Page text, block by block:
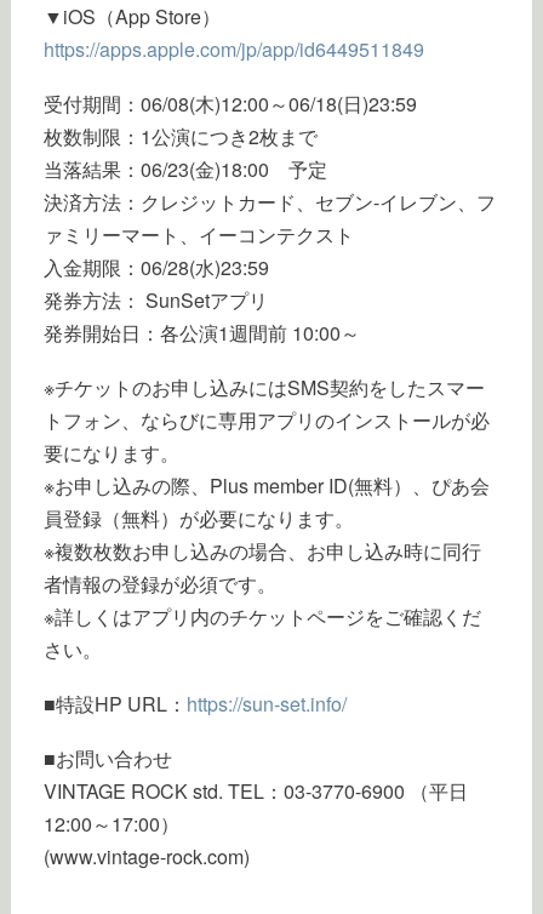
▼iOS（App Store）
https://apps.apple.com/jp/app/id6449511849
受付期間：06/08(木)12:00～06/18(日)23:59
枚数制限：1公演につき2枚まで
当落結果：06/23(金)18:00 予定
決済方法：クレジットカード、セブン-イレブン、フ
ァミリーマート、イーコンテクスト
入金期限：06/28(水)23:59
発券方法： SunSetアプリ
発券開始日：各公演1週間前 10:00～
※チケットのお申し込みにはSMS契約をしたスマー
トフォン、ならびに専用アプリのインストールが必
要になります。
※お申し込みの際、Plus member ID(無料）、ぴあ会
員登録（無料）が必要になります。
※複数枚数お申し込みの場合、お申し込み時に同行
者情報の登録が必須です。
※詳しくはアプリ内のチケットページをご確認くだ
さい。
■特設HP URL： https://sun-set.info/
■お問い合わせ
VINTAGE ROCK std. TEL：03-3770-6900 （平日
12:00～17:00）
(www.vintage-rock.com)